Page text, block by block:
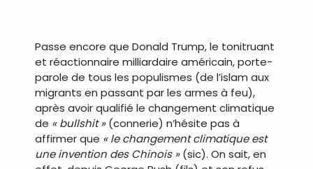
Passe encore que Donald Trump, le tonitruant
et réactionnaire milliardaire américain, porte-
parole de tous les populismes (de l’islam aux
migrants en passant par les armes à feu),
après avoir qualifié le changement climatique
de « bullshit »(connerie) n’hésite pas à
affirmer que « le changement climatique est
une invention des Chinois »(sic). On sait, en